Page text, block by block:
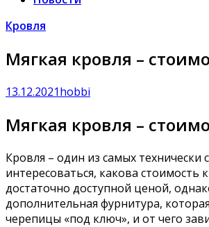
Кровля
Мягкая кровля –
13.12.2021hobbi
Мягкая кровля –
Кровля – один из самых
интересоваться, какова
достаточно доступной ценой,
дополнительная фурнитура,
черепицы «под ключ», и от чего